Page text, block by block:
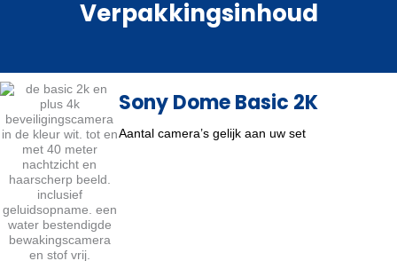
Verpakkingsinhoud
Sony Dome Basic 2K
Aantal camera’s gelijk aan uw set